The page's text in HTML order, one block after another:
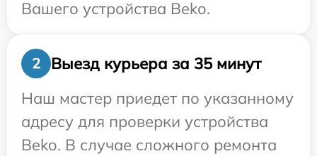
Вашего устройства Beko.
2
Выезд курьера за 35 минут
Наш мастер приедет по указанному
адресу для проверки устройства
Beko. В случае сложного ремонта